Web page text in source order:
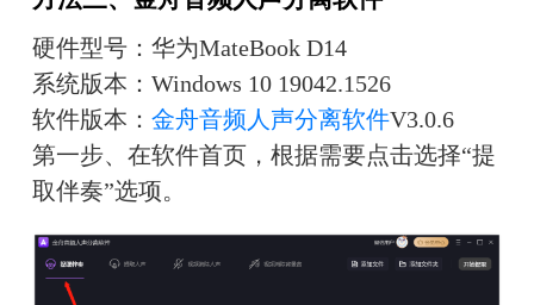
硬件型号：华为MateBook D14
系统版本：Windows 10 19042.1526
软件版本： 金舟音频人声分离软件V3.0.6
第一步、在软件首页，根据需要点击选择“提
取伴奏”选项。